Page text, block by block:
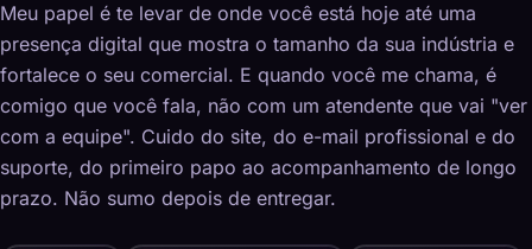
Meu papel é te levar de onde você está hoje até uma
presença digital que mostra o tamanho da sua indústria e
fortalece o seu comercial. E quando você me chama, é
comigo que você fala, não com um atendente que vai "ver
com a equipe". Cuido do site, do e-mail profissional e do
suporte, do primeiro papo ao acompanhamento de longo
prazo. Não sumo depois de entregar.